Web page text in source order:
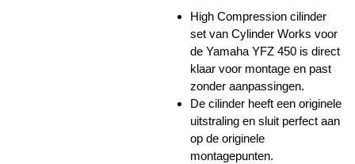
High Compression cilinder
set van Cylinder Works voor
de Yamaha YFZ 450 is direct
klaar voor montage en past
zonder aanpassingen.
De cilinder heeft een originele
uitstraling en sluit perfect aan
op de originele
montagepunten.